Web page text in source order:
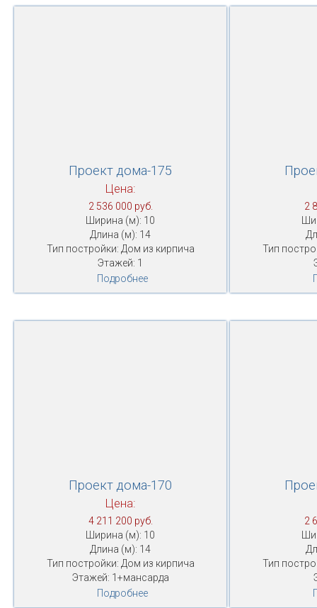
Проект дома-175
Цена:
2 536 000 руб.
Ширина (м): 10
Длина (м): 14
Тип постройки: Дом из кирпича
Этажей: 1
Подробнее
2
Тип
Проект дома-170
Цена:
4 211 200 руб.
Ширина (м): 10
Длина (м): 14
Тип постройки: Дом из кирпича
Этажей: 1+мансарда
Подробнее
2
Тип